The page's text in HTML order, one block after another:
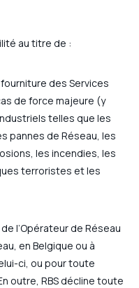
au titre de :
des Services
de force majeure (y
telles que les
pannes de Réseau, les
les incendies, les
terroristes et les
l’Opérateur de Réseau
en Belgique ou à
ci, ou pour toute
outre, RBS décline toute